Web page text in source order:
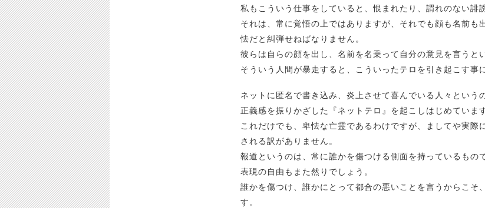
私もこういう仕事をしていると、恨まれたり、謂れのない誹
それは、常に覚悟の上ではありますが、それでも顔も名前も
怯だと糾弾せねばなりません。
彼らは自らの顔を出し、名前を名乗って自分の意見を言うと
そういう人間が暴走すると、こういったテロを引き起こす事
ネットに匿名で書き込み、炎上させて喜んでいる人々という
正義感を振りかざした『ネットテロ』を起こしはじめています
これだけでも、卑怯な亡霊であるわけですが、ましてや実
される訳がありません。
報道というのは、常に誰かを傷つける側面を持っているもの
表現の自由もまた然りでしょう。
誰かを傷つけ、誰かにとって都合の悪いことを言うからこそ
す。